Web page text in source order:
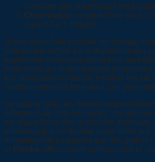
s’assurer que la fermeture est
Observation : repérer toute trace
durant 2 à 3 minutes.
Si une petite fuite persiste, un serrage
peut parfois suffire. Le réalignement des
également une manipulation plus
frottements qui endommagent
fois la réparation validée, replacer les
soigneusement la zone pour une
De plus en plus, les foyers intègrent
détecteurs de fuite connectés, qui alertent
sur smartphone dès la moindre anomalie.
technologique se déploie notamment aux
d’installations proposées par des grands
et Franke, alliant haute performance et